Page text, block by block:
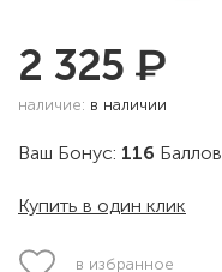
2 325 ₽
наличие: в наличии
Ваш Бонус: 116 Баллов
Купить в один клик
в избранное